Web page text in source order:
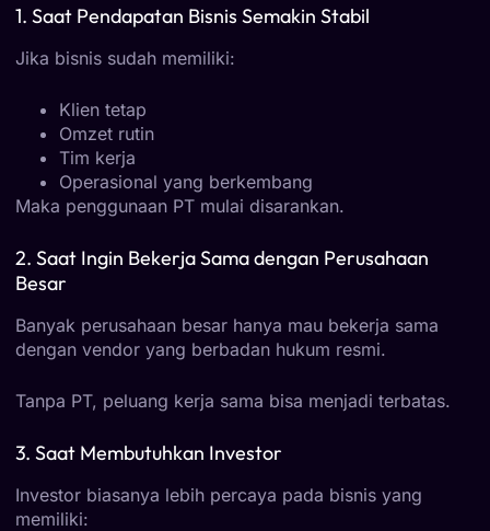
1. Saat Pendapatan Bisnis Semakin Stabil
Jika bisnis sudah memiliki:
Klien tetap
Omzet rutin
Tim kerja
Operasional yang berkembang
Maka penggunaan PT mulai disarankan.
2. Saat Ingin Bekerja Sama dengan Perusahaan
Besar
Banyak perusahaan besar hanya mau bekerja sama
dengan vendor yang berbadan hukum resmi.
Tanpa PT, peluang kerja sama bisa menjadi terbatas.
3. Saat Membutuhkan Investor
Investor biasanya lebih percaya pada bisnis yang
memiliki: